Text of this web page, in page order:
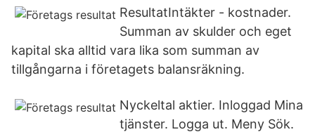
ResultatIntäkter - kostnader.
Summan av skulder och eget
kapital ska alltid vara lika som summan av
tillgångarna i företagets balansräkning.
Nyckeltal aktier. Inloggad Mina
tjänster. Logga ut. Meny Sök.